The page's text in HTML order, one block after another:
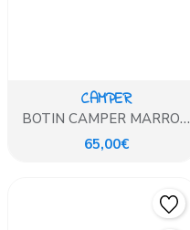
CAMPER
BOTIN CAMPER MARRON
PEU CAMI
65,00€